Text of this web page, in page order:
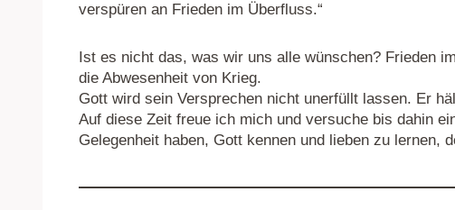
verspüren an Frieden im Überfluss.“
Ist es nicht das, was wir uns alle wünschen? Frieden
die Abwesenheit von Krieg.
Gott wird sein Versprechen nicht unerfüllt lassen. Er
Auf diese Zeit freue ich mich und versuche bis dahin
Gelegenheit haben, Gott kennen und lieben zu lernen,